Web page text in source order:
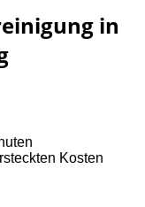
in
Kosten